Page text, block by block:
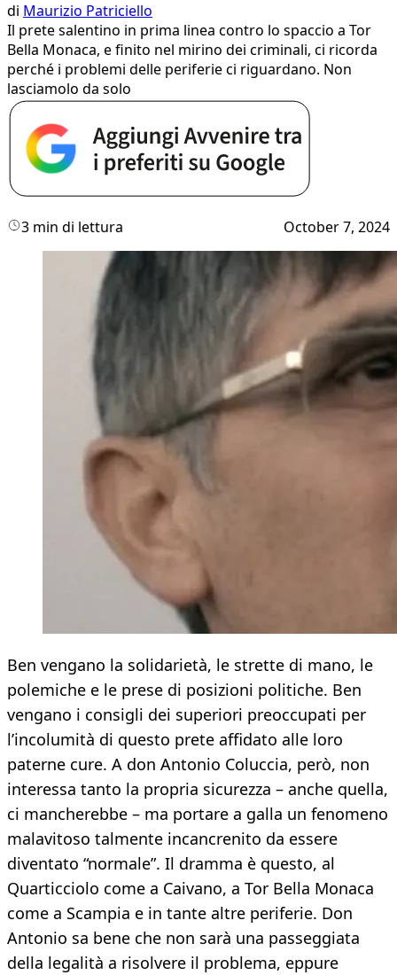
di Maurizio Patriciello
Il prete salentino in prima linea contro lo spaccio a Tor
Bella Monaca, e finito nel mirino dei criminali, ci ricorda
perché i problemi delle periferie ci riguardano. Non
lasciamolo da solo
3 min di lettura October 7, 2024
Ben vengano la solidarietà, le strette di mano, le
polemiche e le prese di posizioni politiche. Ben
vengano i consigli dei superiori preoccupati per
l’incolumità di questo prete affidato alle loro
paterne cure. A don Antonio Coluccia, però, non
interessa tanto la propria sicurezza – anche quella,
ci mancherebbe – ma portare a galla un fenomeno
malavitoso talmente incancrenito da essere
diventato “normale”. Il dramma è questo, al
Quarticciolo come a Caivano, a Tor Bella Monaca
come a Scampia e in tante altre periferie. Don
Antonio sa bene che non sarà una passeggiata
della legalità a risolvere il problema, eppure